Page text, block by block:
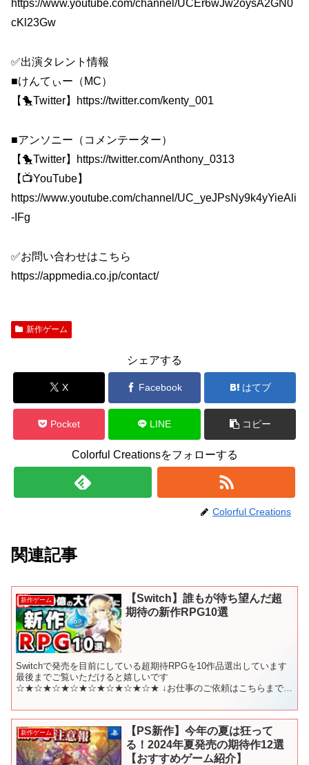
https://www.youtube.com/channel/UCEr6wJw2oysA2GN0
cKl23Gw
✅出演タレント情報
■けんてぃー（MC）
【🐤Twitter】https://twitter.com/kenty_001
■アンソニー（コメンテーター）
【🐤Twitter】https://twitter.com/Anthony_0313
【📺YouTube】
https://www.youtube.com/channel/UC_yeJPsNy9k4yYieAli
-IFg
✅お問い合わせはこちら
https://appmedia.co.jp/contact/
新作ゲーム
シェアする
X Facebook はてブ
Pocket LINE コピー
Colorful Creationsをフォローする
Colorful Creations
関連記事
新作ゲーム
【Switch】誰もが待ち望んだ超
期待の新作RPG10選
Switchで発売を目前にしている超期待RPGを10作品選出しています
最後までご覧いただけると嬉しいです
☆★☆★☆★☆★☆★☆★☆★☆★ ↓お仕事のご依頼はこちらまで
新作ゲーム
【PS新作】今年の夏は狂って
る！2024年夏発売の期待作12選
【おすすめゲーム紹介】